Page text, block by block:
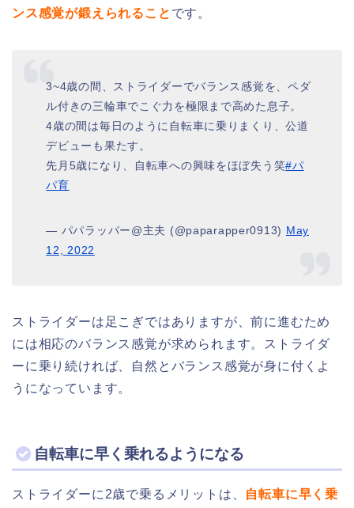
ンス感覚が鍛えられること です。
3~4歳の間、ストライダーでバランス感覚を、ペダ
ル付きの三輪車でこぐ力を極限まで高めた息子。
4歳の間は毎日のように自転車に乗りまくり、公道
デビューも果たす。
先月5歳になり、自転車への興味をほぼ失う笑#パ
パ育
— パパラッパー@主夫 (@paparapper0913) May
12, 2022
ストライダーは足こぎではありますが、前に進むため
には相応のバランス感覚が求められます。ストライダ
ーに乗り続ければ、自然とバランス感覚が身に付くよ
うになっています。
自転車に早く乗れるようになる
ストライダーに2歳で乗るメリットは、 自転車に早く乗